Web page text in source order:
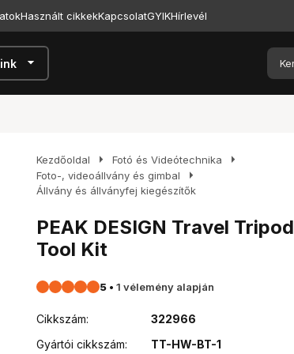
Használt cikkekKapcsolatGYIKHírlevél
arrow_drop_down
Kezdőoldal arrow_right Fotó és Videótechnika arrow_right
Foto-, videoállvány és gimbal arrow_right
Állvány és állványfej kiegészítők
PEAK DESIGN Travel Tripod
Tool Kit
5 • 1 vélemény alapján
Cikkszám:
322966
Gyártói cikkszám:
TT-HW-BT-1